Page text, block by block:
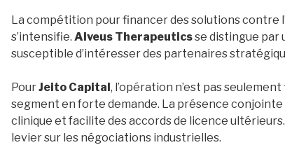
La compétition pour financer des solutions contre
s’intensifie. Alveus Therapeuticsse distingue
susceptible d’intéresser des partenaires
PourJeito Capital, l’opération n’est pas
segment en forte demande. La présence conjointe
clinique et facilite des accords de licence
levier sur les négociations industrielles.